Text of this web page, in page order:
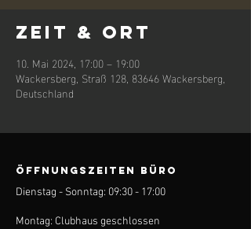
Zeit & Ort
10. Mai 2024, 17:00 – 19:00
Wackersberg, Straß 128, 83646 Wackersberg,
Deutschland
ÖFFNUNGSZEITEN BÜRO
Dienstag - Sonntag: 09:30 - 17:00
Montag: Clubhaus geschlossen